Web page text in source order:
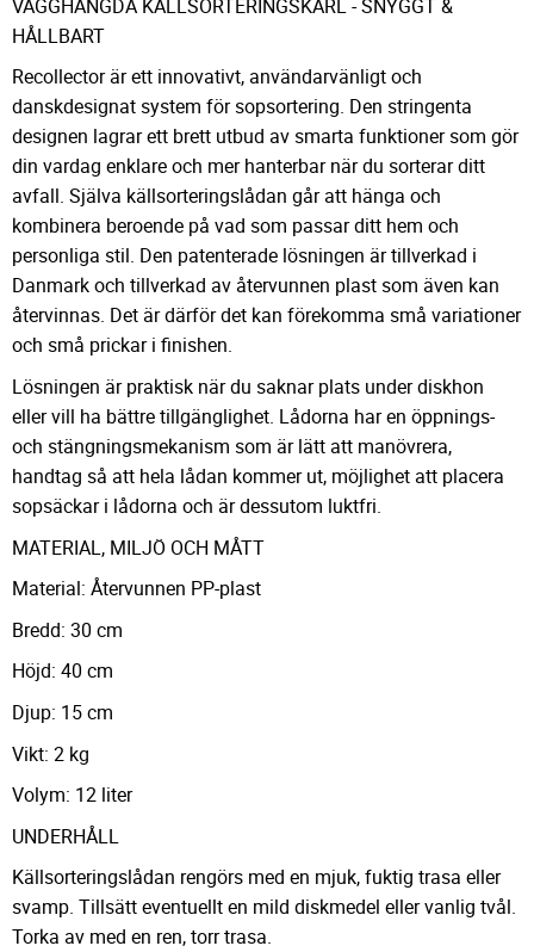
VÄGGHÄNGDA KÄLLSORTERINGSKÄRL - SNYGGT &
HÅLLBART
Recollector är ett innovativt, användarvänligt och
danskdesignat system för sopsortering. Den stringenta
designen lagrar ett brett utbud av smarta funktioner som gör
din vardag enklare och mer hanterbar när du sorterar ditt
avfall. Själva källsorteringslådan går att hänga och
kombinera beroende på vad som passar ditt hem och
personliga stil. Den patenterade lösningen är tillverkad i
Danmark och tillverkad av återvunnen plast som även kan
återvinnas. Det är därför det kan förekomma små variationer
och små prickar i finishen.
Lösningen är praktisk när du saknar plats under diskhon
eller vill ha bättre tillgänglighet. Lådorna har en öppnings-
och stängningsmekanism som är lätt att manövrera,
handtag så att hela lådan kommer ut, möjlighet att placera
sopsäckar i lådorna och är dessutom luktfri.
MATERIAL, MILJÖ OCH MÅTT
Material: Återvunnen PP-plast
Bredd: 30 cm
Höjd: 40 cm
Djup: 15 cm
Vikt: 2 kg
Volym: 12 liter
UNDERHÅLL
Källsorteringslådan rengörs med en mjuk, fuktig trasa eller
svamp. Tillsätt eventuellt en mild diskmedel eller vanlig tvål.
Torka av med en ren, torr trasa.